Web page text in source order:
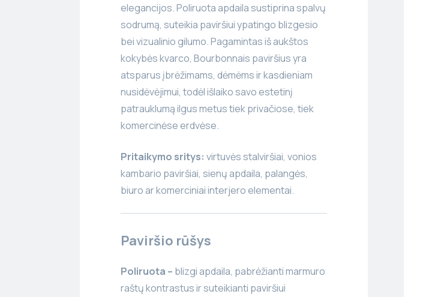
elegancijos. Poliruota apdaila sustiprina spalvų
sodrumą, suteikia paviršiui ypatingo blizgesio
bei vizualinio gilumo. Pagamintas iš aukštos
kokybės kvarco, Bourbonnais paviršius yra
atsparus įbrėžimams, dėmėms ir kasdieniam
nusidėvėjimui, todėl išlaiko savo estetinį
patrauklumą ilgus metus tiek privačiose, tiek
komercinėse erdvėse.
Pritaikymo sritys: virtuvės stalviršiai, vonios
kambario paviršiai, sienų apdaila, palangės,
biuro ar komerciniai interjero elementai.
Paviršio rūšys
Poliruota – blizgi apdaila, pabrėžianti marmuro
raštų kontrastus ir suteikianti paviršiui